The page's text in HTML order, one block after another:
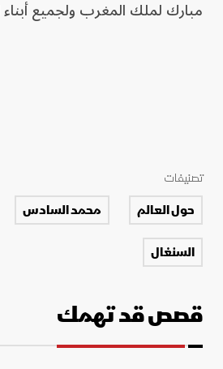
مبارك لملك المغرب ولجميع
تصنيفات
حول العالم محمد السادس
السنغال
قصص قد تهمك